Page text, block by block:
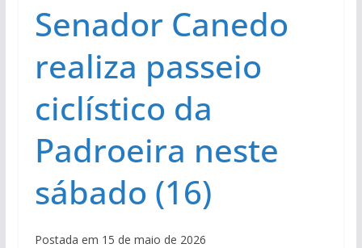
Senador Canedo
realiza passeio
ciclístico da
Padroeira neste
sábado (16)
Postada em 15 de maio de 2026